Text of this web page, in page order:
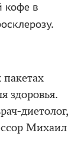
кофе в
здоровья.
диетолог,
Михаил